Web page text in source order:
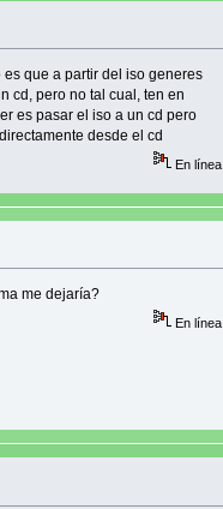
que a partir del iso generes
cd, pero no tal cual, ten en
es pasar el iso a un cd pero
desde el cd
En línea
me dejaría?
En línea